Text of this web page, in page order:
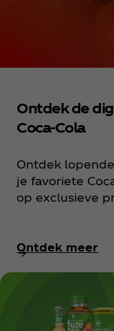
Ontdek de
Coca‑Cola
Ontdek
je favoriete
op exclusieve
Ontdek meer